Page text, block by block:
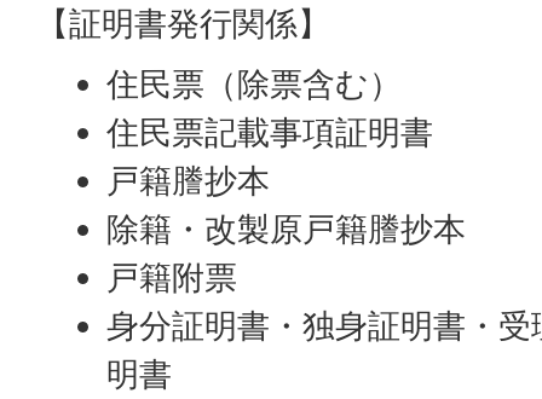
【証明書発行関係】
住民票（除票含む）
住民票記載事項証明書
戸籍謄抄本
除籍・改製原戸籍謄抄本
戸籍附票
身分証明書・独身証明書・
明書